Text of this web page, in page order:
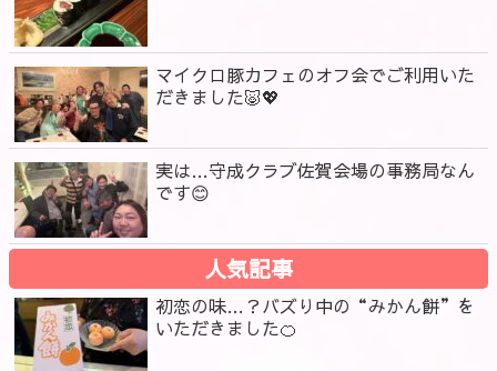
マイクロ豚カフェのオフ会でご利用いた
だきました🐷💖
実は…守成クラブ佐賀会場の事務局なん
です😊
人気記事
初恋の味…？バズり中の“みかん餅”を
いただきました🍊